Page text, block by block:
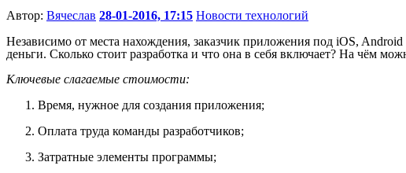
Автор: Вячеслав 28-01-2016, 17:15 Новости технологий
Независимо от места нахождения, заказчик приложения под iOS,
деньги. Сколько стоит разработка и что она в себя включает? На чём
Ключевые слагаемые стоимости:
Время, нужное для создания приложения;
Оплата труда команды разработчиков;
Затратные элементы программы;